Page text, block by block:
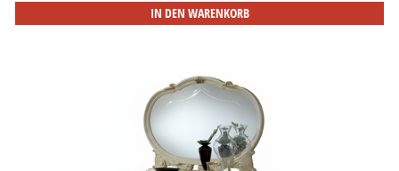
IN DEN WARENKORB